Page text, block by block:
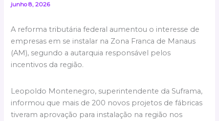
junho 8, 2026
A reforma tributária federal aumentou o interesse de
empresas em se instalar na Zona Franca de Manaus
(AM), segundo a autarquia responsável pelos
incentivos da região.
Leopoldo Montenegro, superintendente da Suframa,
informou que mais de 200 novos projetos de fábricas
tiveram aprovação para instalação na região nos